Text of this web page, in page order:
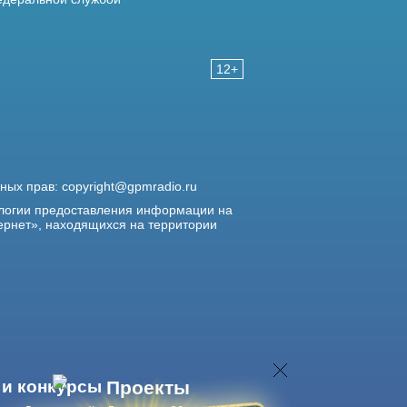
12+
прав: copyright@gpmradio.ru
предоставления информации на
находящихся на территории
конкурсы Проекты